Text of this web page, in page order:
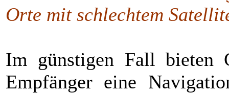
Orte mit schlechtem
Im günstigen Fall bieten
Empfänger eine